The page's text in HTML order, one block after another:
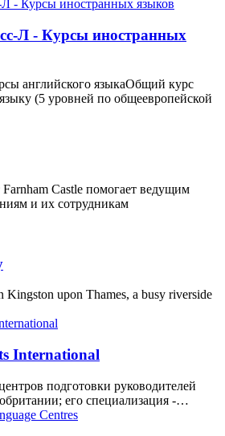
Л - Курсы иностранных
английского языкаОбщий курс
(5 уровней по общеевропейской
Castle помогает ведущим
и их сотрудникам
Kingston upon Thames, a busy riverside
International
подготовки руководителей
его специализация -…